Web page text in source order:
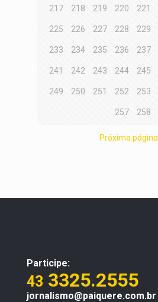
217 218 219 220 221
225 226 227 228 229
233 234 235 236 237
241 242 243 244 245
249 250 251 252 253
257 258
Próxima página
Participe:
43 3325.2555
jornalismo@paiquere.com.br